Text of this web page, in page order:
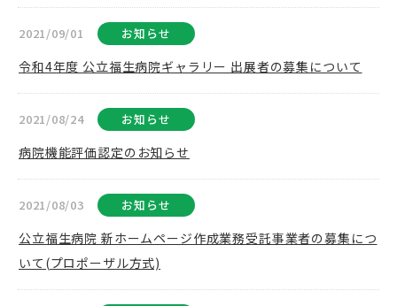
2021/09/01 お知らせ
令和4年度 公立福生病院ギャラリー 出展者の募集について
2021/08/24 お知らせ
病院機能評価認定のお知らせ
2021/08/03 お知らせ
公立福生病院 新ホームページ作成業務受託事業者の募集につ
いて(プロポーザル方式)